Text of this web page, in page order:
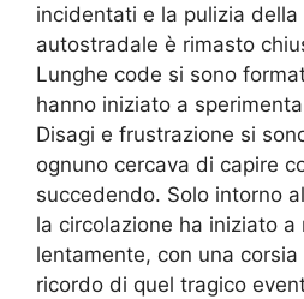
incidentati e la pulizia
autostradale è rimasto
Lunghe code si sono
hanno iniziato a
Disagi e frustrazione si
ognuno cercava di capire
succedendo. Solo intorno
la circolazione ha iniziato a
lentamente, con una
ricordo di quel tragico